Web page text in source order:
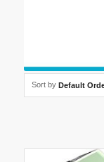
Sort by Default